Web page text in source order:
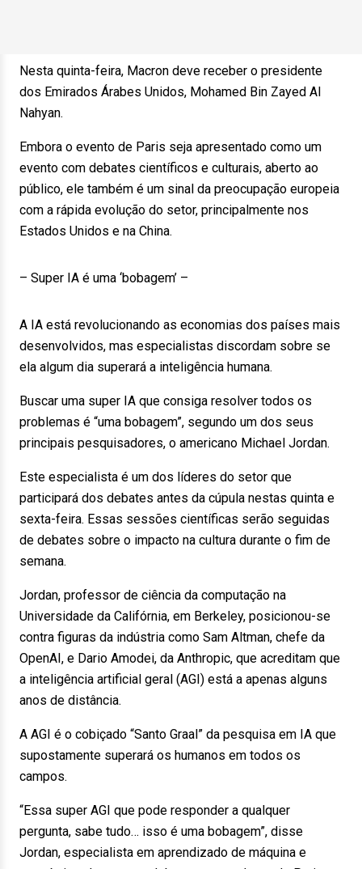
Nesta quinta-feira, Macron deve receber o presidente
dos Emirados Árabes Unidos, Mohamed Bin Zayed Al
Nahyan.
Embora o evento de Paris seja apresentado como um
evento com debates científicos e culturais, aberto ao
público, ele também é um sinal da preocupação europeia
com a rápida evolução do setor, principalmente nos
Estados Unidos e na China.
– Super IA é uma ‘bobagem’ –
A IA está revolucionando as economias dos países mais
desenvolvidos, mas especialistas discordam sobre se
ela algum dia superará a inteligência humana.
Buscar uma super IA que consiga resolver todos os
problemas é “uma bobagem”, segundo um dos seus
principais pesquisadores, o americano Michael Jordan.
Este especialista é um dos líderes do setor que
participará dos debates antes da cúpula nestas quinta e
sexta-feira. Essas sessões científicas serão seguidas
de debates sobre o impacto na cultura durante o fim de
semana.
Jordan, professor de ciência da computação na
Universidade da Califórnia, em Berkeley, posicionou-se
contra figuras da indústria como Sam Altman, chefe da
OpenAI, e Dario Amodei, da Anthropic, que acreditam que
a inteligência artificial geral (AGI) está a apenas alguns
anos de distância.
A AGI é o cobiçado “Santo Graal” da pesquisa em IA que
supostamente superará os humanos em todos os
campos.
“Essa super AGI que pode responder a qualquer
pergunta, sabe tudo… isso é uma bobagem”, disse
Jordan, especialista em aprendizado de máquina e